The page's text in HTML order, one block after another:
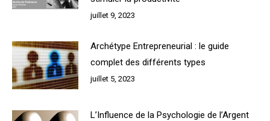
juillet 9, 2023
Archétype Entrepreneurial : le guide
complet des différents types
juillet 5, 2023
L’Influence de la Psychologie de l’Argent